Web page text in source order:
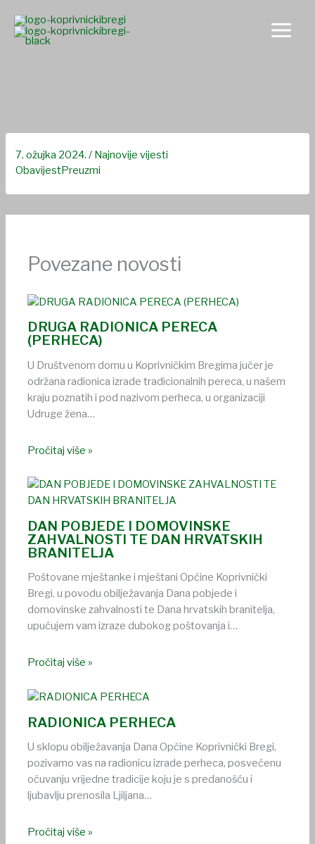
content
7. ožujka 2024./ Najnovije vijesti
ObavijestPreuzmi
Povezane novosti
DRUGA RADIONICA PERECA
(PERHECA)
U Društvenom domu u Koprivničkim Bregima jučer je
održana radionica izrade tradicionalnih pereca, u našem
kraju poznatih i pod nazivom perheca, u organizaciji
Udruge žena…
Pročitaj više »
DAN POBJEDE I DOMOVINSKE
ZAHVALNOSTI TE DAN HRVATSKIH
BRANITELJA
Poštovane mještanke i mještani Općine Koprivnički
Bregi, u povodu obilježavanja Dana pobjede i
domovinske zahvalnosti te Dana hrvatskih branitelja,
upućujem vam izraze dubokog poštovanja i…
Pročitaj više »
RADIONICA PERHECA
U sklopu obilježavanja Dana Općine Koprivnički Bregi,
pozivamo vas na radionicu izrade perheca, posvećenu
očuvanju vrijedne tradicije koju je s predanošću i
ljubavlju prenosila Ljiljana…
Pročitaj više »